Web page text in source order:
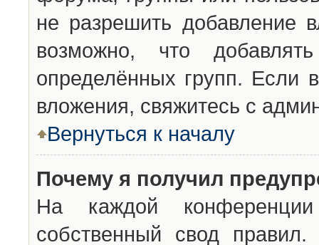
не разрешить добавление
возможно, что
определённых групп. Если
вложения, свяжитесь с
Вернуться к началу
Почему я получил
На каждой конференции
собственный свод